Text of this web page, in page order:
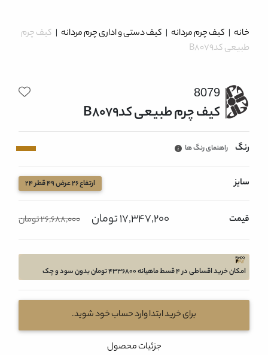
خانه | کیف چرم مردانه| کیف دستی و اداری چرم مردانه| کیف چرم
طبیعی کدB8079
8079
کیف چرم طبیعی کدB8079
رنگ راهنمای رنگ ها
سایز ارتفاع 26 عرض 49 قطر 24
قیمت 17,347,200 تومان 26,688,000 تومان
امکان خرید اقساطی در 4 قسط ماهیانه 4336800 تومان بدون سود و چک
برای خرید ابتدا وارد حساب خود شوید.
جزئیات محصول